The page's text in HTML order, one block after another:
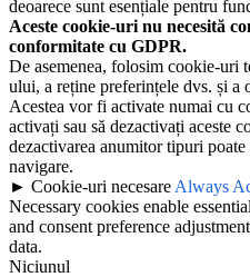
deoarece sunt esențiale pentru
Aceste cookie-uri nu necesită
conformitate cu GDPR.
De asemenea, folosim cookie-uri
ului, a reține preferințele dvs. și a
Acestea vor fi activate numai cu
activați sau să dezactivați aceste
dezactivarea anumitor tipuri
navigare.
► Cookie-uri necesare Always
Necessary cookies enable
and consent preference
data.
Niciunul